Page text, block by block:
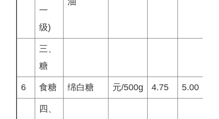
一
级)
三、
糖
6 食糖 绵白糖 元/500g 4.75 5.00
四、